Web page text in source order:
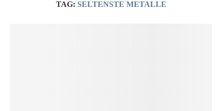
TAG: SELTENSTE METALLE